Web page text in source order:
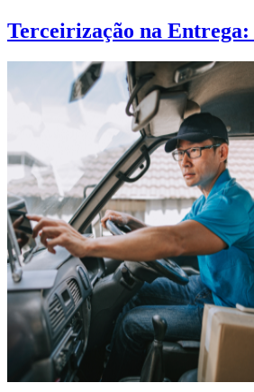
Terceirização na Entrega: